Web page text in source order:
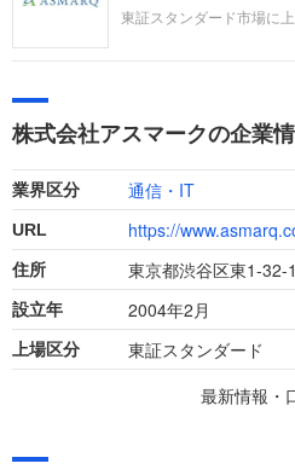
東証スタンダード市場に
業を主力としています。
は44億円、経常利益は3
株式会社アスマークの企業
業界区分 通信・IT
URL https://
住所 東京都渋谷区東1-32-
設立年 2004年2月
上場区分
東証スタンダード
最新情報・